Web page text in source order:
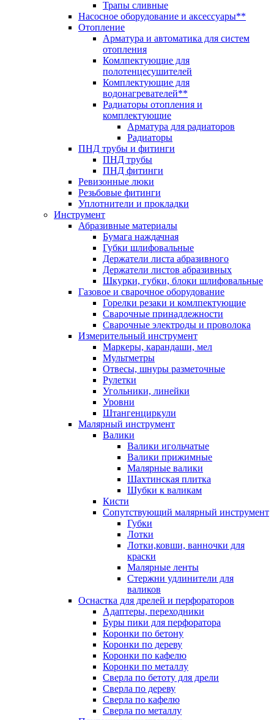
Трапы сливные
Насосное оборудование и аксессуары**
Отопление
Арматура и автоматика для систем
отопления
Комлпектующие для
полотенцесушителей
Комплектующие для
водонагревателей**
Радиаторы отопления и
комплектующие
Арматура для радиаторов
Радиаторы
ПНД трубы и фитинги
ПНД трубы
ПНД фитинги
Ревизонные люки
Резьбовые фитинги
Уплотнители и прокладки
Инструмент
Абразивные материалы
Бумага наждачная
Губки шлифовальные
Держатели листа абразивного
Держатели листов абразивных
Шкурки, губки, блоки шлифовальные
Газовое и сварочное оборудование
Горелки резаки и комлпектующие
Сварочные принадлежности
Сварочные электроды и проволока
Измерительный инструмент
Маркеры, карандаши, мел
Мультметры
Отвесы, шнуры разметочные
Рулетки
Угольники, линейки
Уровни
Штангенциркули
Малярный инструмент
Валики
Валики игольчатые
Валики прижимные
Малярные валики
Шахтинская плитка
Шубки к валикам
Кисти
Сопутствующий малярный инструмент
Губки
Лотки
Лотки,ковши, ванночки для
краски
Малярные ленты
Стержни удлинители для
валиков
Оснастка для дрелей и перфораторов
Адаптеры, переходники
Буры пики для перфоратора
Коронки по бетону
Коронки по дереву
Коронки по кафелю
Коронки по металлу
Сверла по бетоту для дрели
Сверла по дереву
Сверла по кафелю
Сверла по металлу